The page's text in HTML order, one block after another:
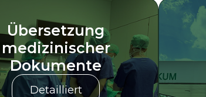
Übersetzung
medizinischer
Dokumente
Detailliert